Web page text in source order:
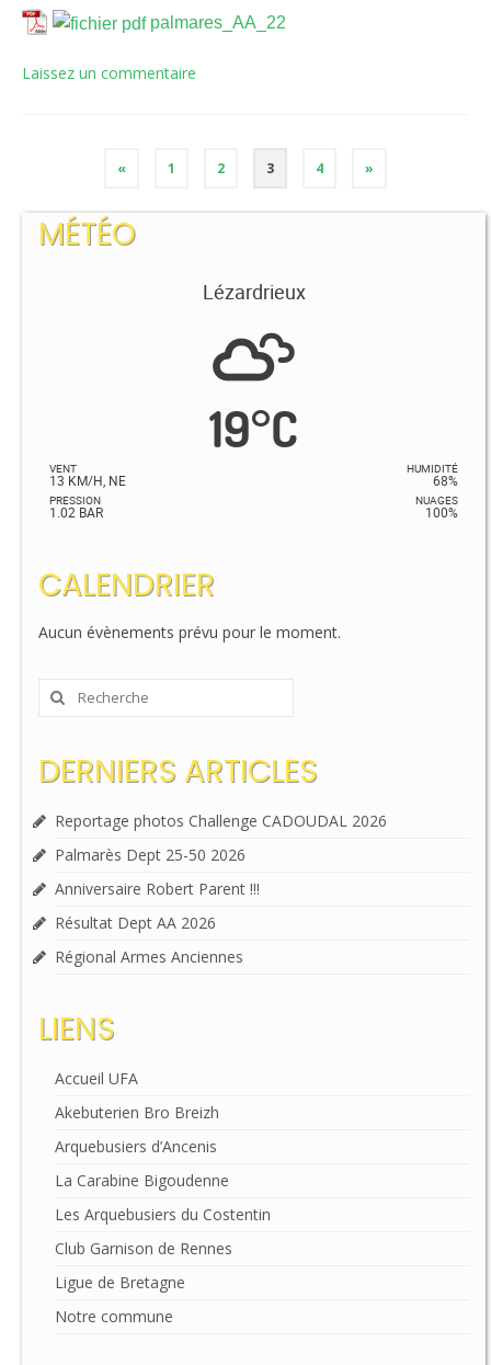
palmares_AA_22
Laissez un commentaire
« 1 2 3 4 »
MÉTÉO
Lézardrieux
19°C
VENT
13 KM/H, NE
PRESSION
1.02 BAR
HUMIDITÉ
68%
NUAGES
100%
CALENDRIER
Aucun évènements prévu pour le moment.
Rechercher
:
DERNIERS ARTICLES
Reportage photos Challenge CADOUDAL 2026
Palmarès Dept 25-50 2026
Anniversaire Robert Parent !!!
Résultat Dept AA 2026
Régional Armes Anciennes
LIENS
Accueil UFA
Akebuterien Bro Breizh
Arquebusiers d’Ancenis
La Carabine Bigoudenne
Les Arquebusiers du Costentin
Club Garnison de Rennes
Ligue de Bretagne
Notre commune